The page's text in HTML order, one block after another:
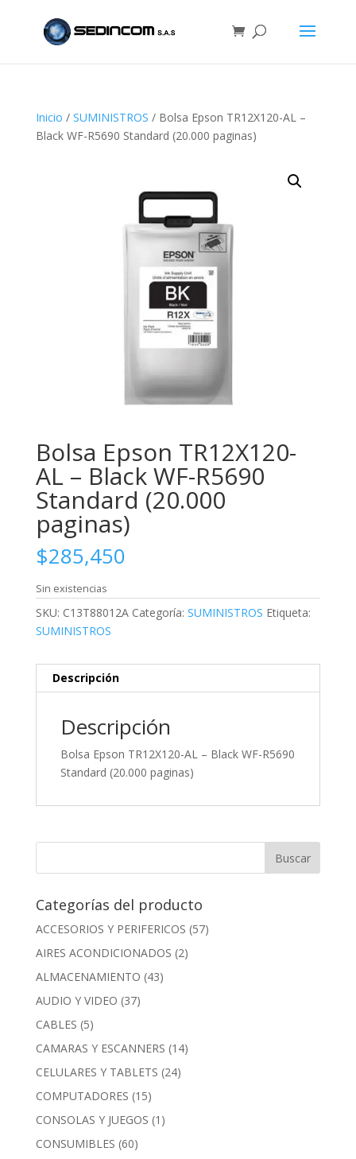
Inicio / SUMINISTROS / Bolsa Epson TR12X120-AL –
Black WF-R5690 Standard (20.000 paginas)
Bolsa Epson TR12X120-
AL – Black WF-R5690
Standard (20.000
paginas)
$285,450
Sin existencias
SKU: C13T88012A Categoría: SUMINISTROS Etiqueta:
SUMINISTROS
Descripción
Descripción
Bolsa Epson TR12X120-AL – Black WF-R5690
Standard (20.000 paginas)
Categorías del producto
ACCESORIOS Y PERIFERICOS (57)
AIRES ACONDICIONADOS (2)
ALMACENAMIENTO (43)
AUDIO Y VIDEO (37)
CABLES (5)
CAMARAS Y ESCANNERS (14)
CELULARES Y TABLETS (24)
COMPUTADORES (15)
CONSOLAS Y JUEGOS (1)
CONSUMIBLES (60)